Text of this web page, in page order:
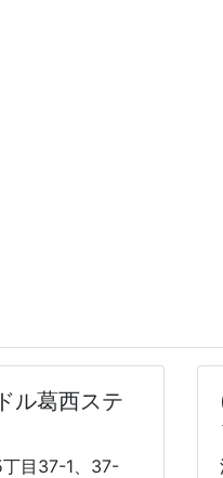
ル葛西ステ
目37-1、37-